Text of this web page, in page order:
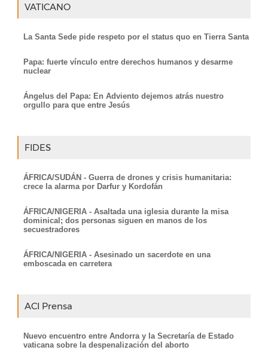
VATICANO
La Santa Sede pide respeto por el status quo en Tierra Santa
Papa: fuerte vínculo entre derechos humanos y desarme
nuclear
Ángelus del Papa: En Adviento dejemos atrás nuestro
orgullo para que entre Jesús
FIDES
ÁFRICA/SUDÁN - Guerra de drones y crisis humanitaria:
crece la alarma por Darfur y Kordofán
ÁFRICA/NIGERIA - Asaltada una iglesia durante la misa
dominical; dos personas siguen en manos de los
secuestradores
ÁFRICA/NIGERIA - Asesinado un sacerdote en una
emboscada en carretera
ACI Prensa
Nuevo encuentro entre Andorra y la Secretaría de Estado
vaticana sobre la despenalización del aborto